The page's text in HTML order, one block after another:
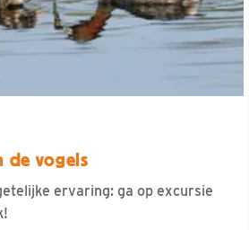
de vogels
ervaring: ga op excursie